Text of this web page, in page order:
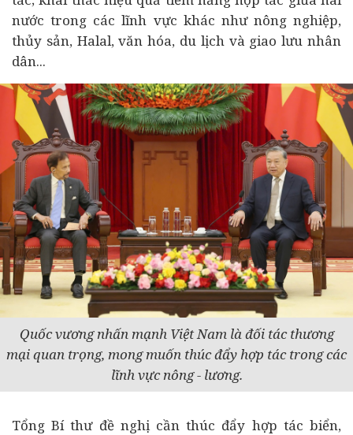
nước trong các lĩnh vực khác như nông nghiệp,
thủy sản, Halal, văn hóa, du lịch và giao lưu nhân
dân...
Quốc vương nhấn mạnh Việt Nam là đối tác thương
mại quan trọng, mong muốn thúc đẩy hợp tác trong các
lĩnh vực nông - lương.
Tổng Bí thư đề nghị cần thúc đẩy hợp tác biển,